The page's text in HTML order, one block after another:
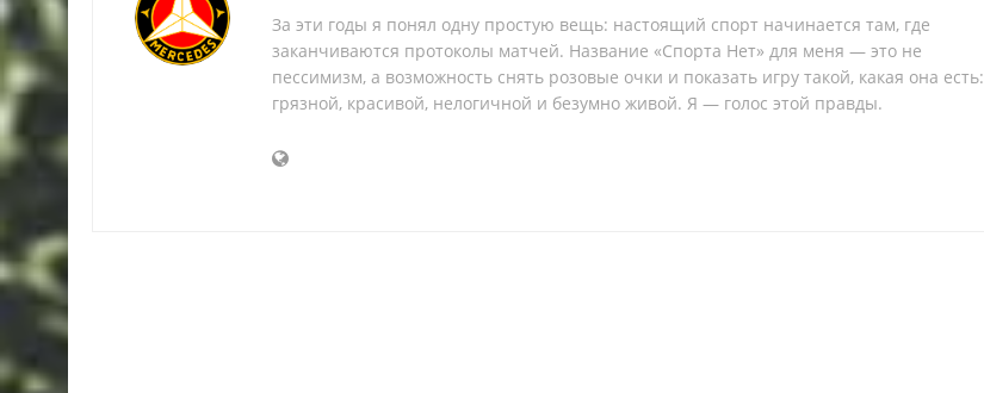
За эти годы я понял одну простую вещь: настоящий спорт начинается там, где
заканчиваются протоколы матчей. Название «Спорта Нет» для меня — это не
пессимизм, а возможность снять розовые очки и показать игру такой, какая она есть:
грязной, красивой, нелогичной и безумно живой. Я — голос этой правды.